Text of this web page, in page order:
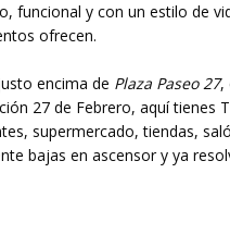
funcional y con un estilo de
ofrecen.
encima de Plaza Paseo 27,
27 de Febrero, aquí tienes
supermercado, tiendas,
bajas en ascensor y ya